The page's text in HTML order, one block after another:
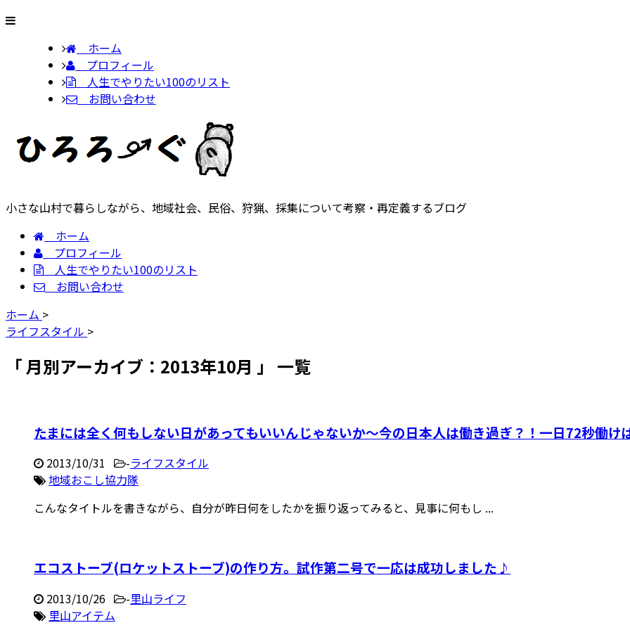
ホーム
プロフィール
人生でやりたい100のリスト
お問い合わせ
小さな山村で暮らしながら、地域社会、民俗、狩猟、採集について考察・再定義するブログ
ホーム
プロフィール
人生でやりたい100のリスト
お問い合わせ
ホーム >
ライフスタイル >
「 月別アーカイブ：2013年10月 」 一覧
たまには全く何もしない日があってもいいんじゃないか～今の日本人は働き過ぎ？！一日72秒働け
2013/10/31 -ライフスタイル
地域おこし協力隊
こんなタイトルを書きながら、自分が昨日何をしたかを振り返ってみると、見事に何もし ...
エコストーブ(ロケットストーブ)の作り方。試作第二号で一応は成功しました♪
2013/10/26 -里山ライフ
里山アイテム